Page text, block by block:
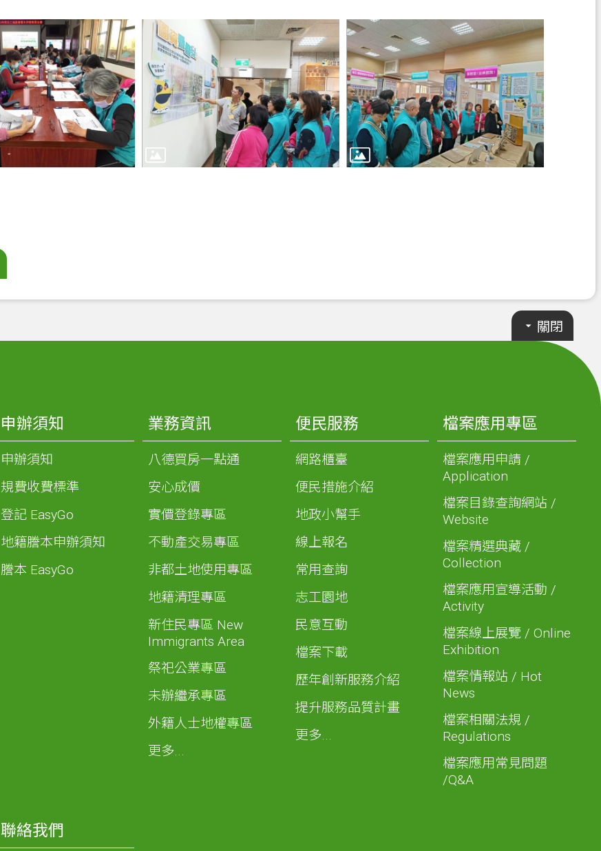
關閉
申辦須知
申辦須知
規費收費標準
登記 EasyGo
地籍謄本申辦須知
謄本 EasyGo
業務資訊
八德買房一點通
安心成價
實價登錄專區
不動產交易專區
非都土地使用專區
地籍清理專區
新住民專區 New
Immigrants Area
祭祀公業專區
未辦繼承專區
外籍人士地權專區
更多...
便民服務
網路櫃臺
便民措施介紹
地政小幫手
線上報名
常用查詢
志工園地
民意互動
檔案下載
歷年創新服務介紹
提升服務品質計畫
更多...
檔案應用專區
檔案應用申請 /
Application
檔案目錄查詢網站 /
Website
檔案精選典藏 /
Collection
檔案應用宣導活動 /
Activity
檔案線上展覽 / Online
Exhibition
檔案情報站 / Hot
News
檔案相關法規 /
Regulations
檔案應用常見問題
/Q&A
聯絡我們